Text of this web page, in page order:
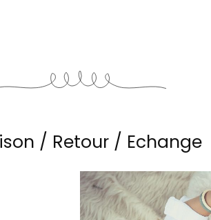
/ Retour / Echange